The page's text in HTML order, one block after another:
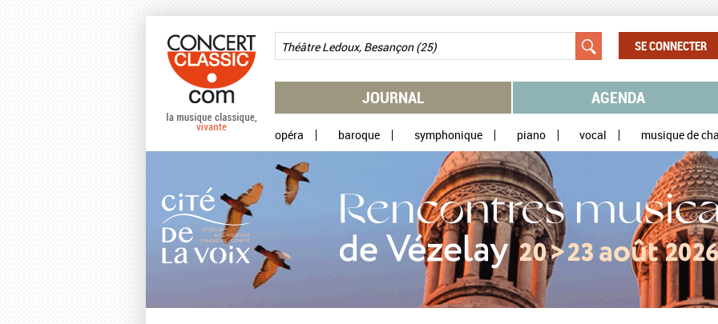
SE CONNECTER
JOURNAL AGENDA
opéra baroque symphonique piano vocal musique de